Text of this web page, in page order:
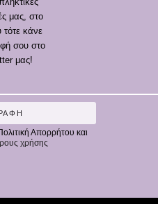
μας, στο
κάνε
σου στο
μας!
Πολιτική Απορρήτου και
χρήσης